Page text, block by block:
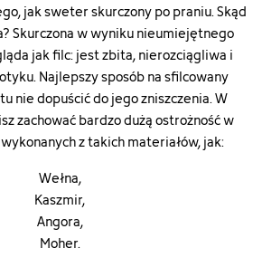
jak sweter skurczony po praniu. Skąd
Skurczona w wyniku nieumiejętnego
jak filc: jest zbita, nierozciągliwa i
Najlepszy sposób na sfilcowany
nie dopuścić do jego zniszczenia. W
zachować bardzo dużą ostrożność w
z takich materiałów, jak:
Wełna,
Kaszmir,
Angora,
Moher.